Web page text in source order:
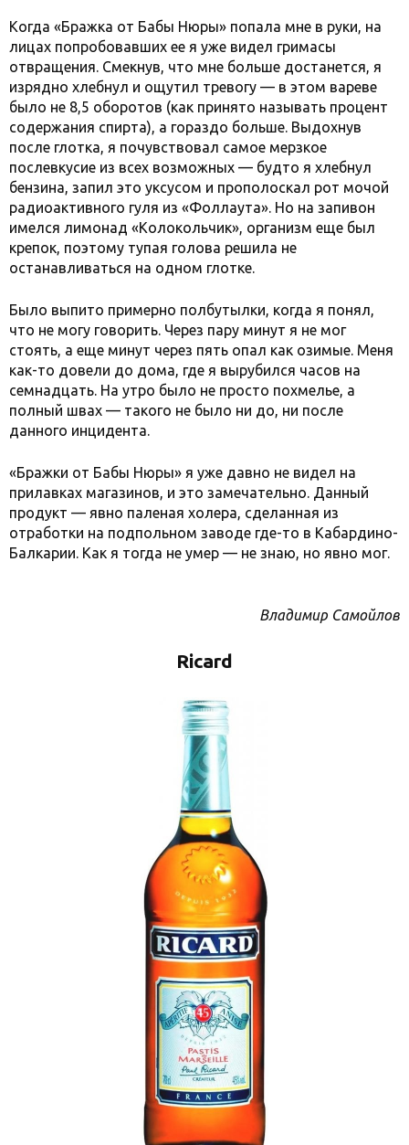
Когда «Бражка от Бабы Нюры» попала мне в руки, на
лицах попробовавших ее я уже видел гримасы
отвращения. Смекнув, что мне больше достанется, я
изрядно хлебнул и ощутил тревогу — в этом вареве
было не 8,5 оборотов (как принято называть процент
содержания спирта), а гораздо больше. Выдохнув
после глотка, я почувствовал самое мерзкое
послевкусие из всех возможных — будто я хлебнул
бензина, запил это уксусом и прополоскал рот мочой
радиоактивного гуля из «Фоллаута». Но на запивон
имелся лимонад «Колокольчик», организм еще был
крепок, поэтому тупая голова решила не
останавливаться на одном глотке.
Было выпито примерно полбутылки, когда я понял,
что не могу говорить. Через пару минут я не мог
стоять, а еще минут через пять опал как озимые. Меня
как-то довели до дома, где я вырубился часов на
семнадцать. На утро было не просто похмелье, а
полный швах — такого не было ни до, ни после
данного инцидента.
«Бражки от Бабы Нюры» я уже давно не видел на
прилавках магазинов, и это замечательно. Данный
продукт — явно паленая холера, сделанная из
отработки на подпольном заводе где-то в Кабардино-
Балкарии. Как я тогда не умер — не знаю, но явно мог.
Владимир Самойлов
Ricard